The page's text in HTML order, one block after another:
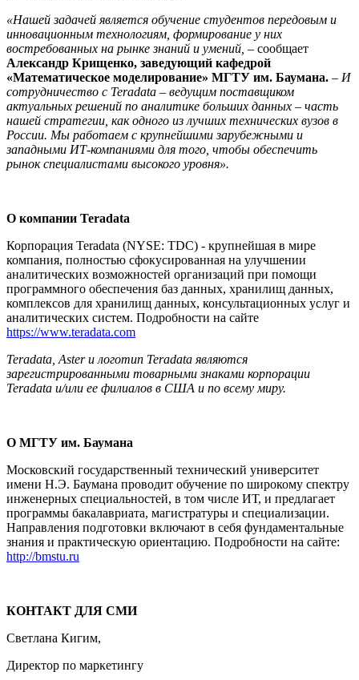
«Нашей задачей является обучение студентов передовым и
инновационным технологиям, формирование у них
востребованных на рынке знаний и умений, – сообщает
Александр Крищенко, заведующий кафедрой
«Математическое моделирование» МГТУ им. Баумана. – И
сотрудничество с Teradata – ведущим поставщиком
актуальных решений по аналитике больших данных – часть
нашей стратегии, как одного из лучших технических вузов в
России. Мы работаем с крупнейшими зарубежными и
западными ИТ-компаниями для того, чтобы обеспечить
рынок специалистами высокого уровня».
О компании Teradata
Корпорация Teradata (NYSE: TDC) - крупнейшая в мире
компания, полностью сфокусированная на улучшении
аналитических возможностей организаций при помощи
программного обеспечения баз данных, хранилищ данных,
комплексов для хранилищ данных, консультационных услуг и
аналитических систем. Подробности на сайте
https://www.teradata.com
Teradata, Aster и логотип Teradata являются
зарегистрированными товарными знаками корпорации
Teradata и/или ее филиалов в США и по всему миру.
О МГТУ им. Баумана
Московский государственный технический университет
имени Н.Э. Баумана проводит обучение по широкому спектру
инженерных специальностей, в том числе ИТ, и предлагает
программы бакалавриата, магистратуры и специализации.
Направления подготовки включают в себя фундаментальные
знания и практическую ориентацию. Подробности на сайте:
http://bmstu.ru
КОНТАКТ ДЛЯ СМИ
Светлана Кигим,
Директор по маркетингу